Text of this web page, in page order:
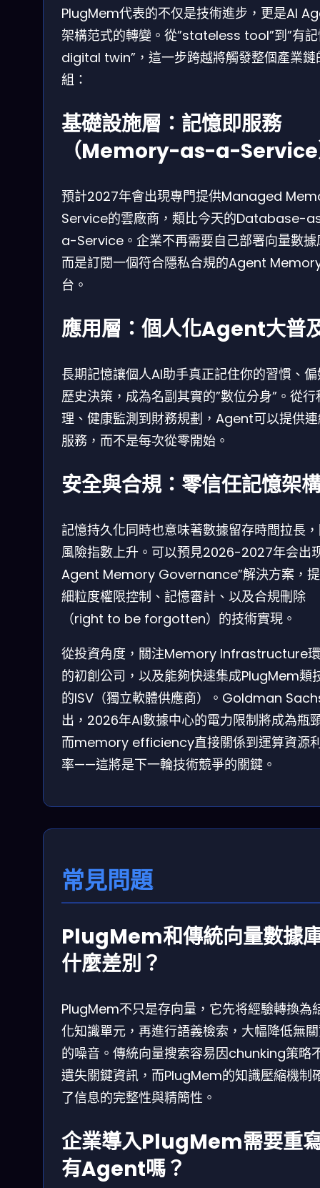
PlugMem代表的不仅是技術進步，更是AI
架構范式的轉變。從”stateless tool”到”有
digital twin”，這一步跨越將觸發整個產業鏈
組：
基礎設施層：記憶即服務
（Memory-as-a-
預計2027年會出現專門提供Managed
Service的雲廠商，類比今天的Database-
a-Service。企業不再需要自己部署向量數據
而是訂閱一個符合隱私合規的Agent
台。
應用層：個人化Agent大普
長期記憶讓個人AI助手真正記住你的習慣、
歷史決策，成為名副其實的”數位分身”。從行
理、健康監測到財務規劃，Agent可以提供
服務，而不是每次從零開始。
安全與合規：零信任記憶架
記憶持久化同時也意味著數據留存時間拉長
風險指數上升。可以預見2026-2027年会出
Agent Memory Governance”解決方案，
細粒度權限控制、記憶審計、以及合規刪除
（right to be forgotten）的技術實現。
從投資角度，關注Memory Infrastructure
的初創公司，以及能夠快速集成PlugMem類
的ISV（獨立軟體供應商）。Goldman
出，2026年AI數據中心的電力限制將成為瓶
而memory efficiency直接關係到運算資源
率——這將是下一輪技術競爭的關鍵。
常見問題
PlugMem和傳統向量數據
什麼差別？
PlugMem不只是存向量，它先将經驗轉換為
化知識單元，再進行語義檢索，大幅降低無
的噪音。傳統向量搜索容易因chunking策略
遺失關鍵資訊，而PlugMem的知識壓縮機制
了信息的完整性與精簡性。
企業導入PlugMem需要重
有Agent嗎？